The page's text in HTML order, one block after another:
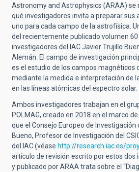
Astronomy and Astrophysics (ARAA) se
qué investigadores invita a preparar sus
uno para cada campo de la astrofísica.
del recientemente publicado volumen
investigadores del IAC Javier Trujillo
Alemán. El campo de investigación
es el estudio de los campos magnéticos
mediante la medida e interpretación de
en las líneas atómicas del espectro solar.
Ambos investigadores trabajan en el
POLMAG, creado en 2018 en el marco
que el Consejo Europeo de
Bueno, Profesor de Investigación del
del IAC (véase http://research.iac.es/
artículo de revisión escrito por estos dos
y publicado por ARAA trata sobre el